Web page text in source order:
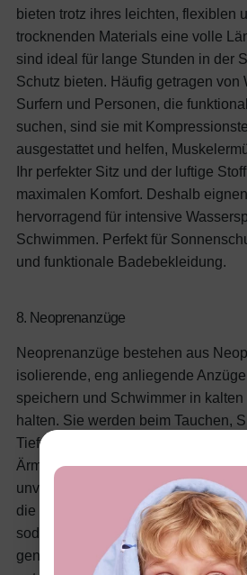
bieten trotz ihres leichten, flexiblen
trocknenden Materials eine volle
sind ideal für lange Stunden in der
Schutz bieten. Häufig getragen von
Surfern und Personen, die
suchen, sind sie mit
ausgestattet und helfen,
Ihr perfekter Sitz und der luftige
maximalen Komfort. Deshalb
hervorragend für intensive
Schwimmen. Perfekt für
und funktionale Badebekleidung.
8. Neoprenanzüge
Neoprenanzüge bestehen aus
isolierende, eng anliegende
speichern und Schwimmer in
halten. Sie werden beim Tauchen,
Tiefseeschwimmen in voller Länge
Ärmeln eingesetzt. Für
unverzichtbar – je dicker der
die Isolierung. Ihr enger Sitz
sodass Sportler ihre
genießen können.
Am besten für